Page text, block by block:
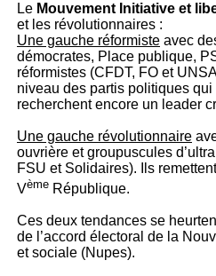
Le Mouvement Initiative et
et les révolutionnaires :
Une gauche réformiste avec
démocrates, Place publique,
réformistes (CFDT, FO et
niveau des partis politiques
recherchent encore un leader
Une gauche révolutionnaire
ouvrière et groupuscules
FSU et Solidaires). Ils
Vème République.
Ces deux tendances se
de l’accord électoral de la
et sociale (Nupes).